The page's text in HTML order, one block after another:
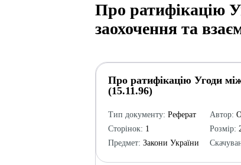
Про ратифікацію
заохочення та
Про ратифікацію Угоди
(15.11.96)
Тип документу: Реферат
Сторінок: 1
Предмет: Закони України
Автор:
Розмір: